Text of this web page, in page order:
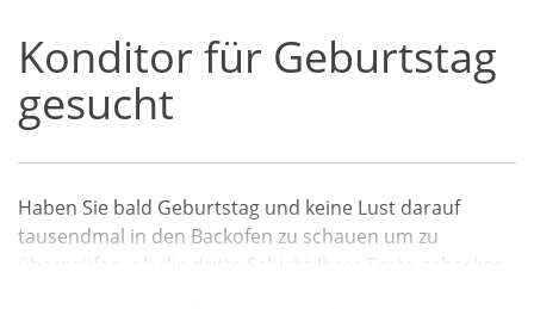
Konditor für Geburtstag
gesucht
Haben Sie bald Geburtstag und keine Lust darauf
tausendmal in den Backofen zu schauen um zu
überprüfen, ob die dritte Schicht Ihrer Torte gebacken